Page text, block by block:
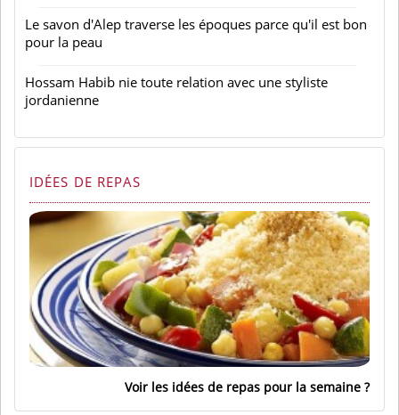
Le savon d'Alep traverse les époques parce qu'il est bon
pour la peau
Hossam Habib nie toute relation avec une styliste
jordanienne
IDÉES DE REPAS
Voir les idées de repas pour la semaine